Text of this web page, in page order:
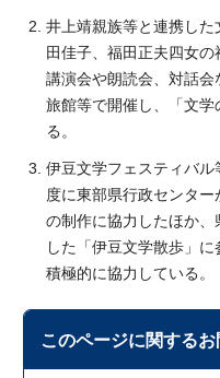
井上靖親族等と連携し
田佳子、福田正夫四女
講演会や朗読会、対話
旅館等で開催し、「文
る。
伊豆文学フェスティバ
度に東部県行政センター
の制作に協力したほか
した「伊豆文学散歩」
積極的に協力している。
このページに関するお